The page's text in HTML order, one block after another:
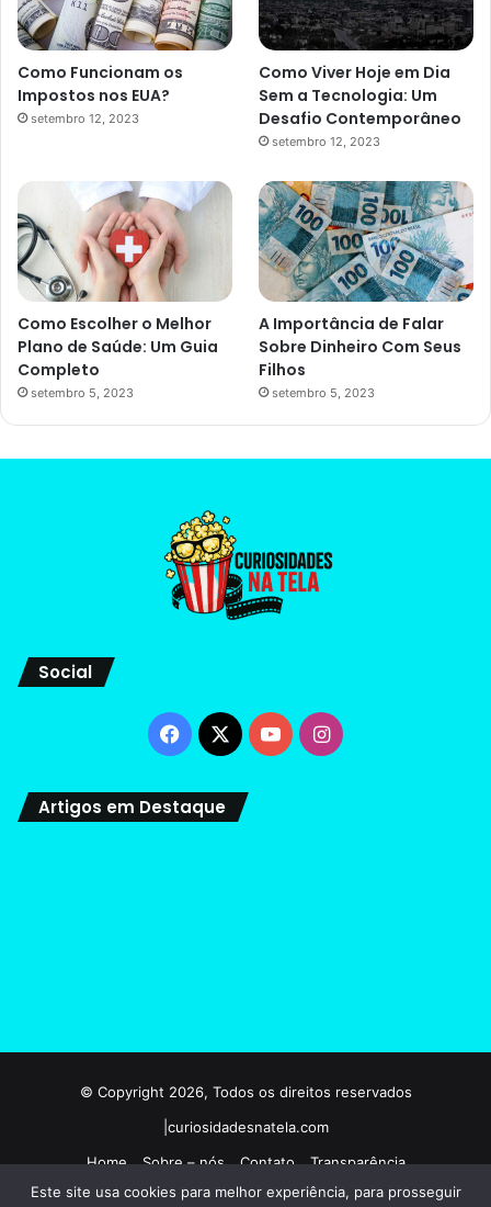
Como Funcionam os
Impostos nos EUA?
setembro 12, 2023
Como Viver Hoje em Dia
Sem a Tecnologia: Um
Desafio Contemporâneo
setembro 12, 2023
Como Escolher o Melhor
Plano de Saúde: Um Guia
Completo
setembro 5, 2023
A Importância de Falar
Sobre Dinheiro Com Seus
Filhos
setembro 5, 2023
Social
Facebook
X YouTubeInstagram
Artigos em Destaque
© Copyright 2026, Todos os direitos reservados
|curiosidadesnatela.com
Home
Sobre – nós Contato
Transparência
Termos e condições de uso
Politicas de privacidade
Este site usa cookies para melhor experiência, para prosseguir